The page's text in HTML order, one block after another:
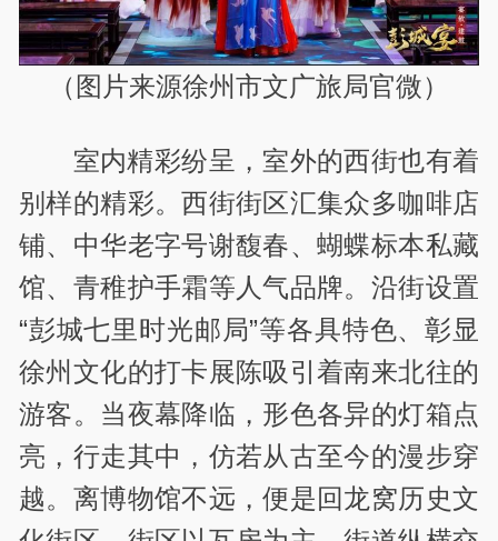
（图片来源徐州市文广旅局官微）
室内精彩纷呈，室外的西街也有着
别样的精彩。西街街区汇集众多咖啡店
铺、中华老字号谢馥春、蝴蝶标本私藏
馆、青稚护手霜等人气品牌。沿街设置
“彭城七里时光邮局”等各具特色、彰显
徐州文化的打卡展陈吸引着南来北往的
游客。当夜幕降临，形色各异的灯箱点
亮，行走其中，仿若从古至今的漫步穿
越。离博物馆不远，便是回龙窝历史文